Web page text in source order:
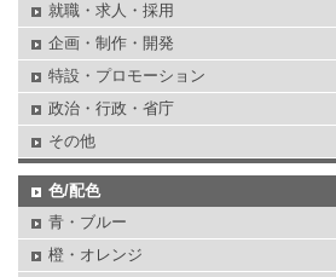
就職・求人・採用
企画・制作・開発
特設・プロモーション
政治・行政・省庁
その他
色/配色
青・ブルー
橙・オレンジ